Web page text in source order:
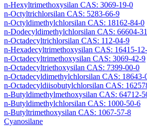
n-Hexyltrimethoxysilan CAS: 3069-19-0
n-Octyltrichlorsilan CAS: 5283-66-9
n-Octyldimethylchlorsilan CAS: 18162-84-0
n-Dodecyldimethylchlorsilan CAS: 66604-
n-Octadecyltrichlorsilan CAS: 112-04-9
n-Hexadecyltrimethoxysilan CAS: 16415-
n-Octadecyltrimethoxysilan CAS: 3069-42-9
n-Octadecyltriethoxysilan CAS: 7399-00-0
n-Octadecyldimethylchlorsilan CAS: 18643-
n-Octadecyldiisobutylchlorsilan CAS:
n-Butyldimethylmethoxysilan CAS: 64712-
n-Butyldimethylchlorsilan CAS: 1000-50-6
n-Butyltrimethoxysilan CAS: 1067-57-8
Cyanosilane